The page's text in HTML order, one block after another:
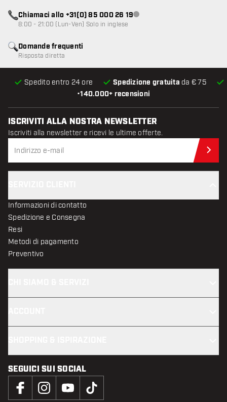
•140.000+ recensioni
Spedito entro 24 ore Spedizione gratuita da € 75
Domande frequenti
Risposta diretta
Chiamaci allo +31(0) 85 000 26 19Servizio clienti non disponibile
8:00 - 21:00 (Lun-Ven) Solo in inglese
ISCRIVITI ALLA NOSTRA NEWSLETTER
Iscriviti alla newsletter e ricevi le ultime offerte.
Informazioni di contatto
Spedizione e Consegna
Resi
Metodi di pagamento
Preventivo
SEGUICI SUI SOCIAL